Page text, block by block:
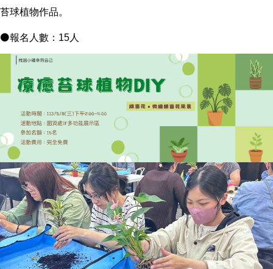
苔球植物作品。
⚫報名人數：15人